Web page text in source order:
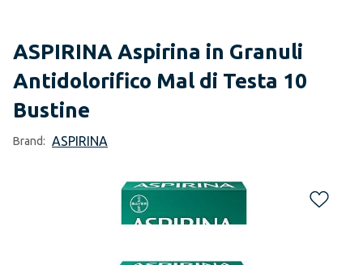
ASPIRINA Aspirina in Granuli
Antidolorifico Mal di Testa 10
Bustine
Brand: ASPIRINA